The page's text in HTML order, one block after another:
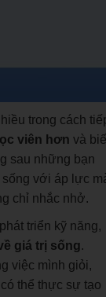
trong cách
viên hơn và
sau những bạn
sống với áp lực
chỉ nhắc nhở.
triển kỹ năng,
giá trị sống.
việc mình giỏi,
thể thực sự tạo